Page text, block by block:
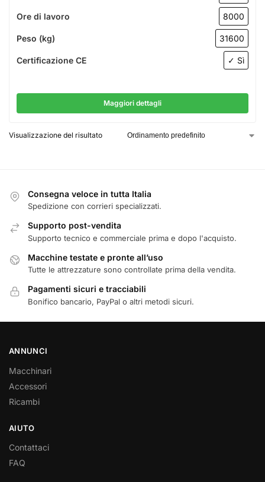
Ore di lavoro 8000
Peso (kg) 31600
Certificazione CE ✓ Sì
Maggiori dettagli
Visualizzazione del risultato
Consegna veloce in tutta Italia
Spedizione con corrieri specializzati.
Supporto post-vendita
Supporto tecnico e commerciale prima e dopo l'acquisto.
Macchine testate e pronte all’uso
Tutte le attrezzature sono controllate prima della vendita.
Pagamenti sicuri e tracciabili
Bonifico bancario, PayPal o altri metodi sicuri.
ANNUNCI
Macchinari
Accessori
Ricambi
AIUTO
Contattaci
FAQ